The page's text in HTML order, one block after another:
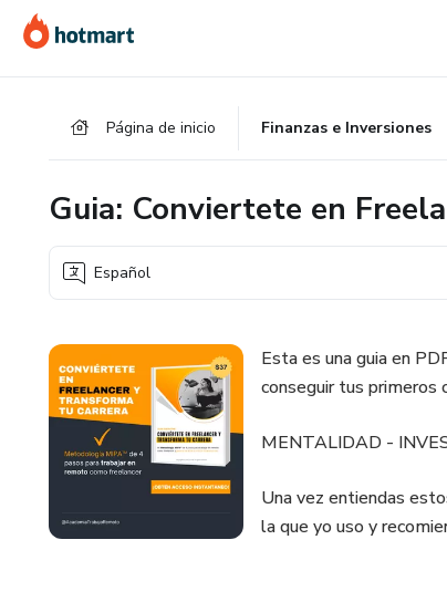
contenido
la
pie
Página de inicio Finanzas e Inversiones
Guia: Conviertete en
Español
Esta es una guia en
conseguir tus primeros
MENTALIDAD -
Una vez entiendas
la que yo uso y